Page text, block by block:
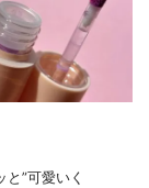
”可愛いく